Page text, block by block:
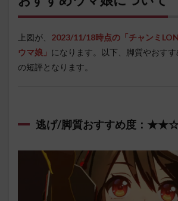
上図が、 2023/11/18時点の「チャンミ
ウマ娘」 になります。以下、脚質やおす
の短評となります。
逃げ/脚質おすすめ度：